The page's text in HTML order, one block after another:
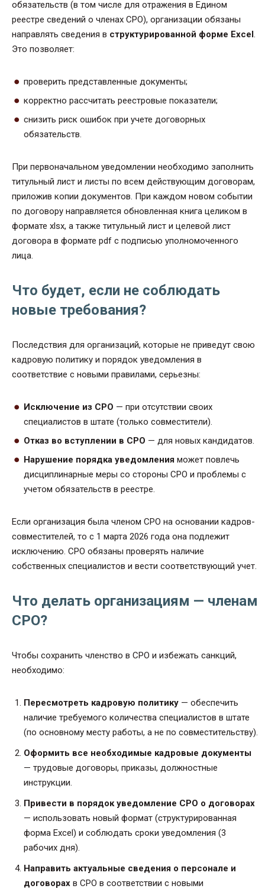
обязательств (в том числе для отражения в Едином
реестре сведений о членах СРО), организации обязаны
направлять сведения в структурированной форме Excel.
Это позволяет:
проверить представленные документы;
корректно рассчитать реестровые показатели;
снизить риск ошибок при учете договорных
обязательств.
При первоначальном уведомлении необходимо заполнить
титульный лист и листы по всем действующим договорам,
приложив копии документов. При каждом новом событии
по договору направляется обновленная книга целиком в
формате xlsx, а также титульный лист и целевой лист
договора в формате pdf с подписью уполномоченного
лица.
Что будет, если не соблюдать
новые требования?
Последствия для организаций, которые не приведут свою
кадровую политику и порядок уведомления в
соответствие с новыми правилами, серьезны:
Исключение из СРО — при отсутствии своих
специалистов в штате (только совместители).
Отказ во вступлении в СРО — для новых кандидатов.
Нарушение порядка уведомления может повлечь
дисциплинарные меры со стороны СРО и проблемы с
учетом обязательств в реестре.
Если организация была членом СРО на основании кадров-
совместителей, то с 1 марта 2026 года она подлежит
исключению. СРО обязаны проверять наличие
собственных специалистов и вести соответствующий учет.
Что делать организациям — членам
СРО?
Чтобы сохранить членство в СРО и избежать санкций,
необходимо:
Пересмотреть кадровую политику — обеспечить
наличие требуемого количества специалистов в штате
(по основному месту работы, а не по совместительству).
Оформить все необходимые кадровые документы
— трудовые договоры, приказы, должностные
инструкции.
Привести в порядок уведомление СРО о договорах
— использовать новый формат (структурированная
форма Excel) и соблюдать сроки уведомления (3
рабочих дня).
Направить актуальные сведения о персонале и
договорах в СРО в соответствии с новыми